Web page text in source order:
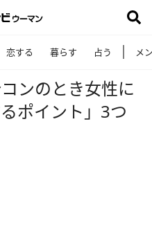
恋する 暮らす 占う メ
ンのとき女性に
ポイント」3つ